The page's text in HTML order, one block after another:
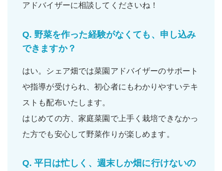
アドバイザーに相談してくださいね！
Q. 野菜を作った経験がなくても、申し込み
できますか？
はい。シェア畑では菜園アドバイザーのサポート
や指導が受けられ、初心者にもわかりやすいテキ
ストも配布いたします。
はじめての方、家庭菜園で上手く栽培できなかっ
た方でも安心して野菜作りが楽しめます。
Q. 平日は忙しく、週末しか畑に行けないの